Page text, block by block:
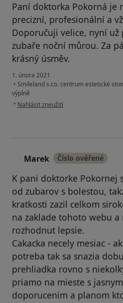
Paní doktorka Pokorná je
precizní, profesionální a
Doporučuji velice, nyní už
zubaře noční můrou. Za
krásný úsměv.
1. února 2021
• Smileland s.r.o. centrum estetické
výplně
• podle názoru uživatele P.O.
Nahlásit zneužití
Marek Číslo ověřené
K pani doktorke Pokornej
od zubarov s bolestou,
kratkosti zazil celkom
na zaklade tohoto webu a
rozhodnut lepsie.
Cakacka necely mesiac -
potreba tak sa snazia
prehliadka rovno s
priamo na mieste s
doporucenim a planom